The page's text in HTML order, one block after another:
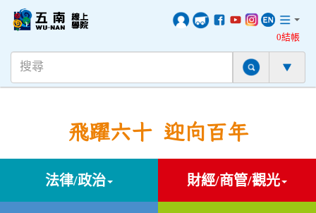
0結帳
飛躍六十 迎向百年
法律/政治 財經/商管/觀光